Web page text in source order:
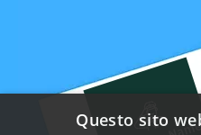
Questo sito